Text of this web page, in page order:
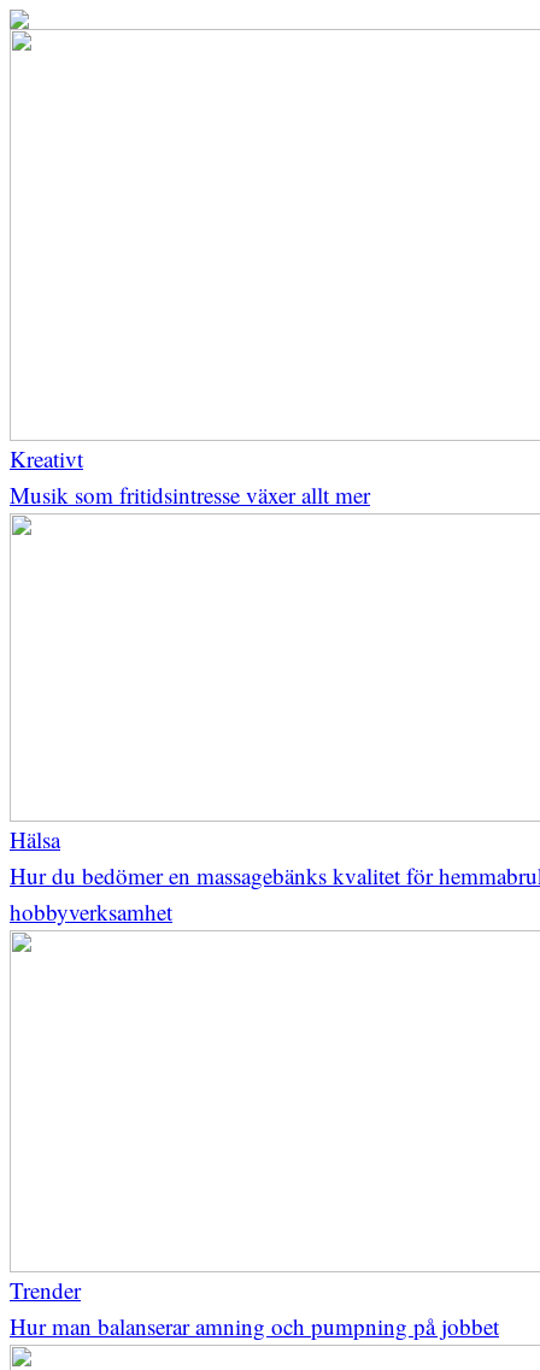
Kreativt
Musik som fritidsintresse växer allt mer
Hälsa
Hur du bedömer en massagebänks kvalitet för
hobbyverksamhet
Trender
Hur man balanserar amning och pumpning på jobbet